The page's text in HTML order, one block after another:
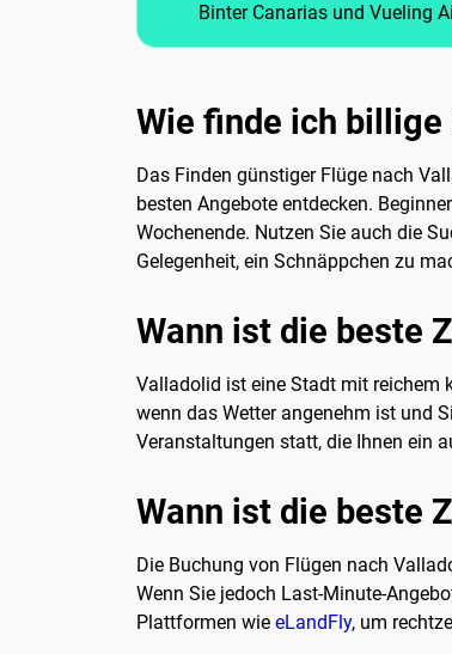
Binter Canarias und Vueling
Wie finde ich billige
Das Finden günstiger Flüge nach
besten Angebote entdecken.
Wochenende. Nutzen Sie auch die
Gelegenheit, ein Schnäppchen zu
Wann ist die beste
Valladolid ist eine Stadt mit reichem
wenn das Wetter angenehm ist und
Veranstaltungen statt, die Ihnen ein
Wann ist die beste
Die Buchung von Flügen nach
Wenn Sie jedoch Last-Minute-
Plattformen wie eLandFly, um